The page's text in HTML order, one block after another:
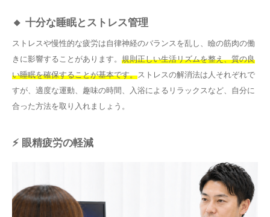
🔸 十分な睡眠とストレス管理
ストレスや慢性的な疲労は自律神経のバランスを乱し、瞼の筋肉の働
きに影響することがあります。 規則正しい生活リズムを整え、質の良
い睡眠を確保することが基本です。ストレスの解消法は人それぞれで
すが、適度な運動、趣味の時間、入浴によるリラックスなど、自分に
合った方法を取り入れましょう。
⚡ 眼精疲労の軽減